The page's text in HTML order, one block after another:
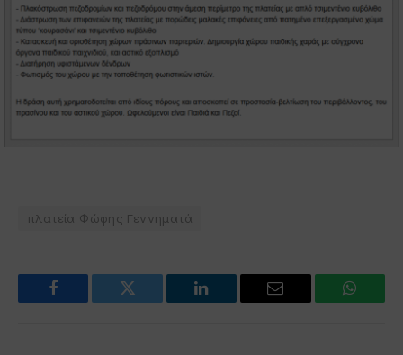
πλατεία Φώφης Γεννηματά
Facebook Twitter LinkedIn Email